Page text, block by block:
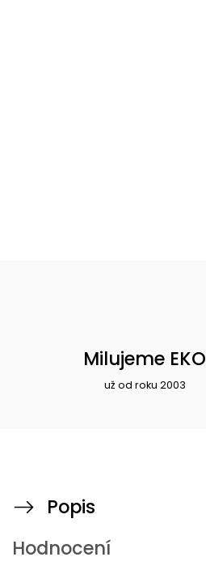
Milujeme EKO
už od roku 2003
Popis
Hodnocení